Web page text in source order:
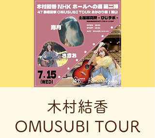
木村結香
OMUSUBI TOUR